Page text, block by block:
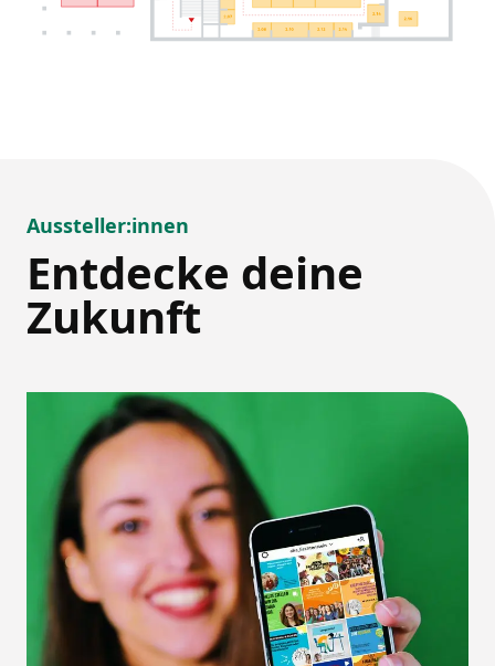
Aussteller:innen
Entdecke deine
Zukunft